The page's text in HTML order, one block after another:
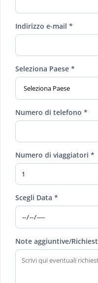
Indirizzo e-mail *
Seleziona Paese *
Numero di telefono *
Numero di viaggiatori *
Scegli Data *
Note aggiuntive/